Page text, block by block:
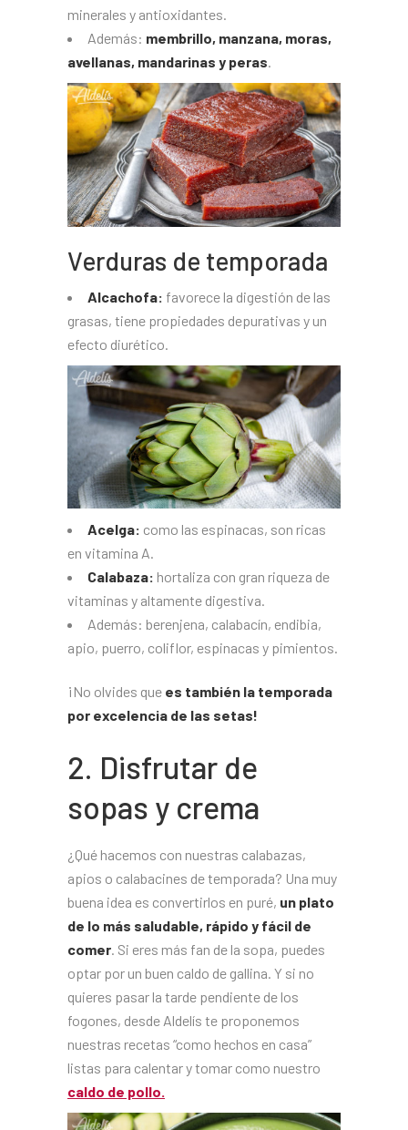
minerales y antioxidantes.
Además: membrillo, manzana, moras,
avellanas, mandarinas y peras
Verduras de temporada
Alcachofa: favorece la digestión de las
grasas, tiene propiedades depurativas y un
efecto diurético.
Acelga: como las espinacas, son ricas
en vitamina A.
Calabaza: hortaliza con gran riqueza de
vitaminas y altamente digestiva.
Además: berenjena, calabacín, endibia,
apio, puerro, coliflor, espinacas y pimientos.
¡No olvides que es también la temporada
por excelencia de las setas!
2. Disfrutar de
sopas y crema
¿Qué hacemos con nuestras calabazas,
apios o calabacines de temporada? Una muy
buena idea es convertirlos en puré, un plato
de lo más saludable, rápido y fácil de
comer. Si eres más fan de la sopa, puedes
optar por un buen caldo de gallina. Y si no
quieres pasar la tarde pendiente de los
fogones, desde Aldelís te proponemos
nuestras recetas “como hechos en casa”
listas para calentar y tomar como nuestro
caldo de pollo.